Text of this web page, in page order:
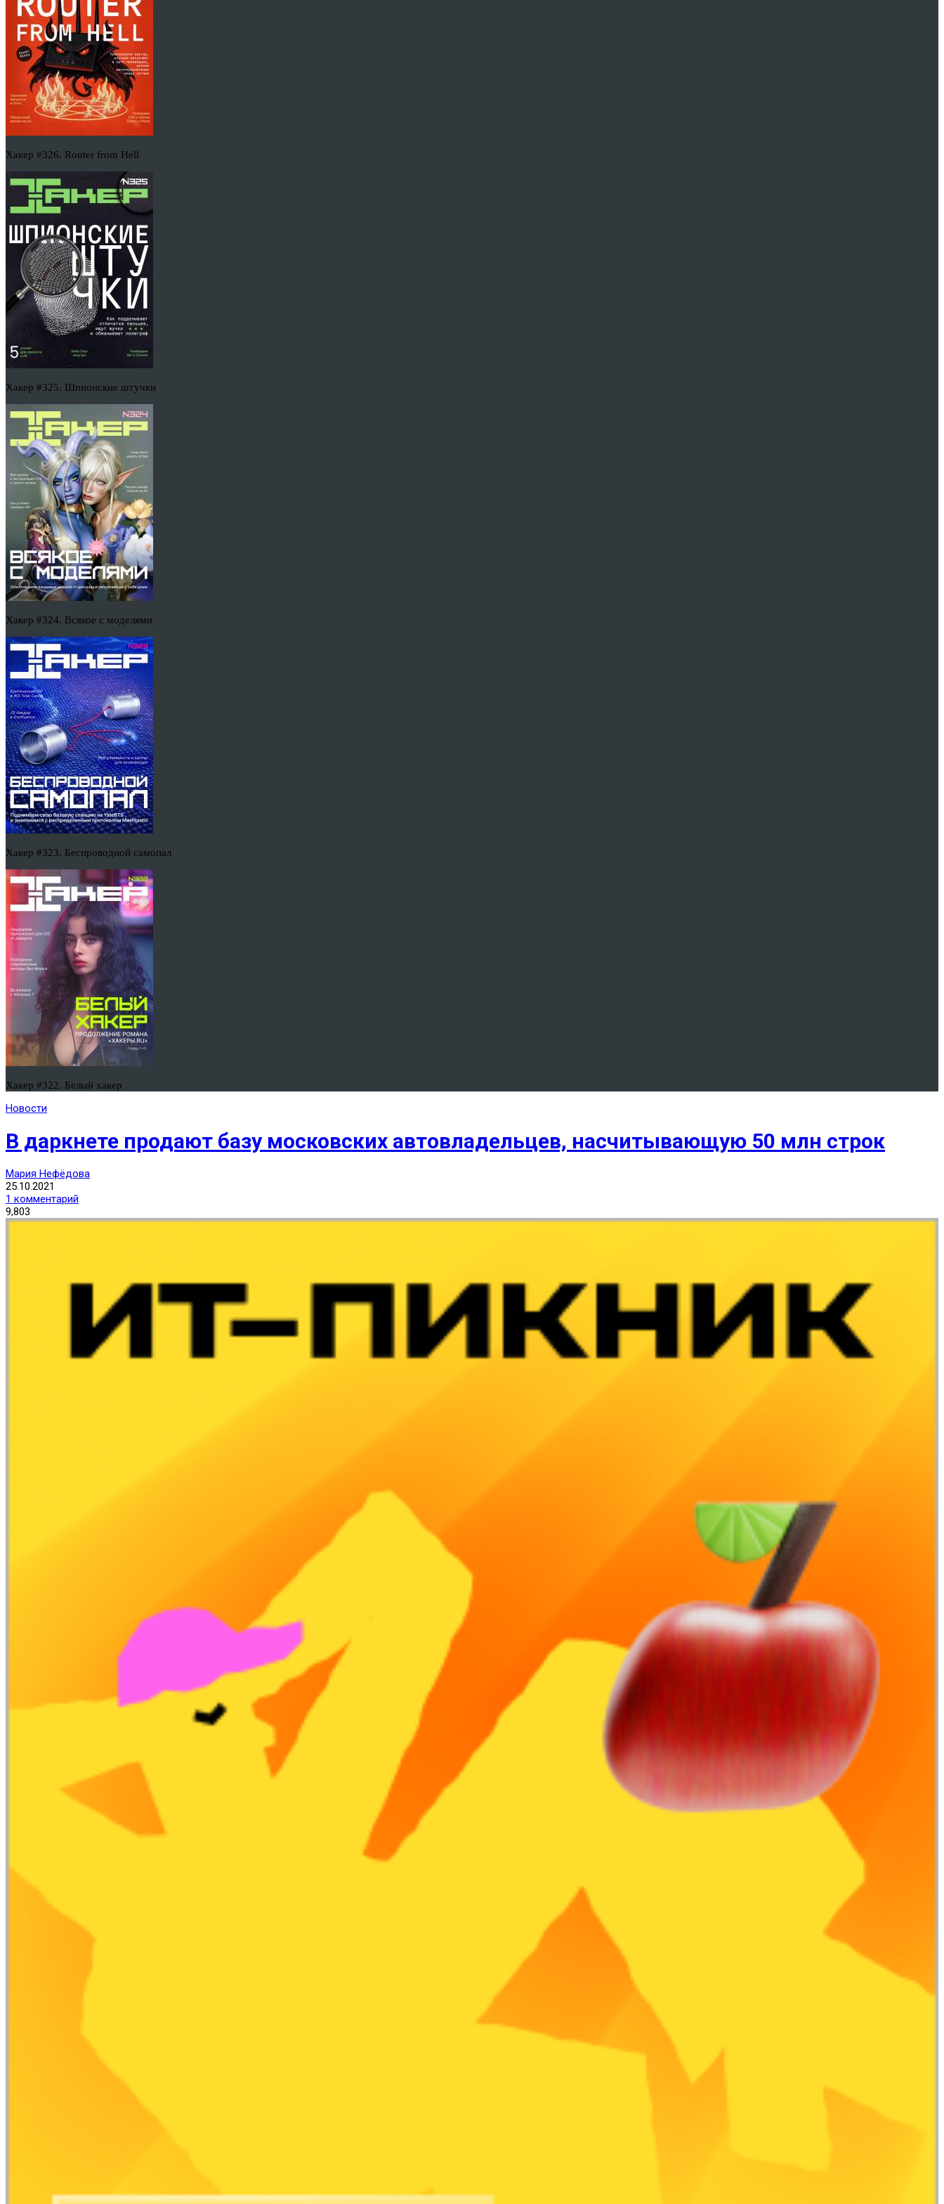
Хакер #326. Router from Hell
Хакер #325. Шпионские штучки
Хакер #324. Всякое с моделями
Хакер #323. Беспроводной самопал
Хакер #322. Белый хакер
Новости
В даркнете продают базу московских автовладельцев, насчитывающую 50 млн строк
Мария Нефёдова
25.10.2021
1 комментарий
9,803